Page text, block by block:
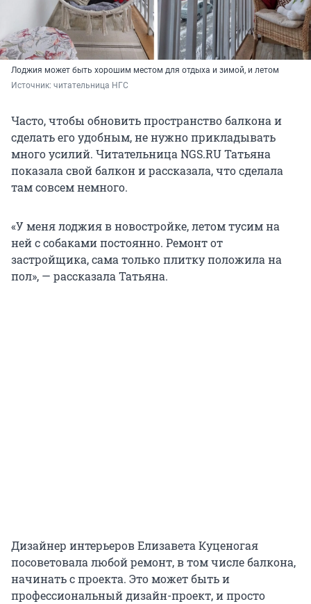
Лоджия может быть хорошим местом для отдыха и зимой, и летом
Источник: читательница НГС
Часто, чтобы обновить пространство балкона и
сделать его удобным, не нужно прикладывать
много усилий. Читательница NGS.RU Татьяна
показала свой балкон и рассказала, что сделала
там совсем немного.
«У меня лоджия в новостройке, летом тусим на
ней с собаками постоянно. Ремонт от
застройщика, сама только плитку положила на
пол», — рассказала Татьяна.
Дизайнер интерьеров Елизавета Куценогая
посоветовала любой ремонт, в том числе балкона,
начинать с проекта. Это может быть и
профессиональный дизайн-проект, и просто